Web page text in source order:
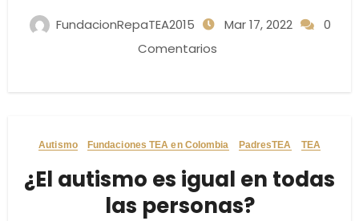
FundacionRepaTEA2015 Mar 17, 2022
0
Comentarios
Autismo Fundaciones TEA en Colombia PadresTEA TEA
¿El autismo es igual en todas
las personas?